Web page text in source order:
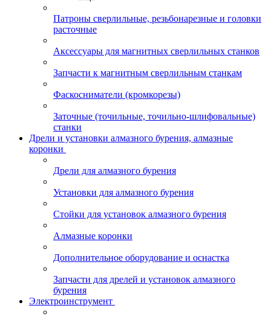
Патроны сверлильные, резьбонарезные и головки
расточные
Аксессуары для магнитных сверлильных станков
Запчасти к магнитным сверлильным станкам
Фаскосниматели (кромкорезы)
Заточные (точильные, точильно-шлифовальные)
станки
Дрели и установки алмазного бурения, алмазные
коронки
Дрели для алмазного бурения
Установки для алмазного бурения
Стойки для установок алмазного бурения
Алмазные коронки
Дополнительное оборудование и оснастка
Запчасти для дрелей и установок алмазного
бурения
Электроинструмент